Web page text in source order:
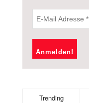
Trending